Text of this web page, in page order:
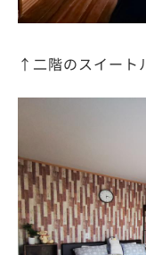
↑二階のスイート